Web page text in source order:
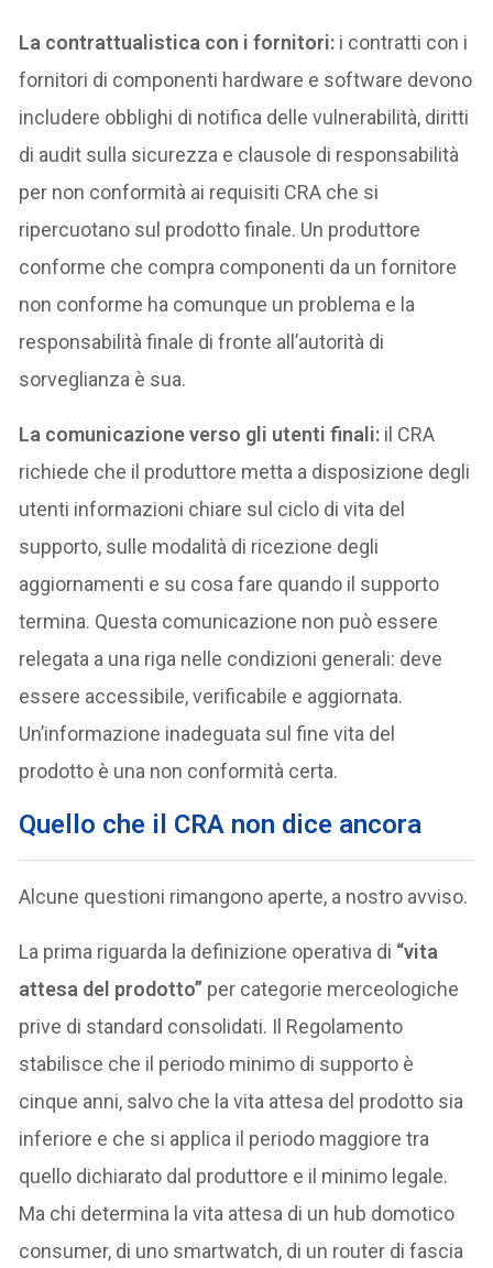
La contrattualistica con i fornitori: i contratti con i
fornitori di componenti hardware e software devono
includere obblighi di notifica delle vulnerabilità, diritti
di audit sulla sicurezza e clausole di responsabilità
per non conformità ai requisiti CRA che si
ripercuotano sul prodotto finale. Un produttore
conforme che compra componenti da un fornitore
non conforme ha comunque un problema e la
responsabilità finale di fronte all’autorità di
sorveglianza è sua.
La comunicazione verso gli utenti finali: il CRA
richiede che il produttore metta a disposizione degli
utenti informazioni chiare sul ciclo di vita del
supporto, sulle modalità di ricezione degli
aggiornamenti e su cosa fare quando il supporto
termina. Questa comunicazione non può essere
relegata a una riga nelle condizioni generali: deve
essere accessibile, verificabile e aggiornata.
Un’informazione inadeguata sul fine vita del
prodotto è una non conformità certa.
Quello che il CRA non dice ancora
Alcune questioni rimangono aperte, a nostro avviso.
La prima riguarda la definizione operativa di “vita
attesa del prodotto” per categorie merceologiche
prive di standard consolidati. Il Regolamento
stabilisce che il periodo minimo di supporto è
cinque anni, salvo che la vita attesa del prodotto sia
inferiore e che si applica il periodo maggiore tra
quello dichiarato dal produttore e il minimo legale.
Ma chi determina la vita attesa di un hub domotico
consumer, di uno smartwatch, di un router di fascia